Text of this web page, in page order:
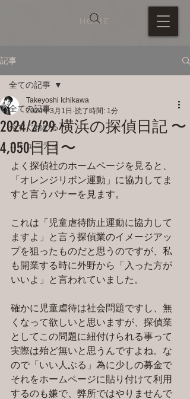
HOME
記事
全ての記事
今すぐ始める
コミュニティ
全ての記事
2024/2/29 横浜の探偵日記 〜
4,050日目〜
Takeyoshi Ichikawa
2024年3月1日 読了時間: 1分
よく探偵社のホームページを見ると、
「オレンジリボン運動」に協力してま
すと言うバナーを見ます。
これは「児童虐待防止運動に協力して
ますよ」と言う探偵業のイメージアッ
プを狙ったものだと思うのですが、私
も開業する時に外野から「入った方が
いいよ」と言われていました。
確かに児童虐待は社会問題ですし、無
くなって欲しいと思いますが、探偵業
としてこの問題に紐付けられる事って
実際は殆ど無いと思うんですよね。な
ので「いい人ぶる」為に少しの募金で
それをホームページに貼り付けて利用
するのも嫌で、弊所ではやりませんで